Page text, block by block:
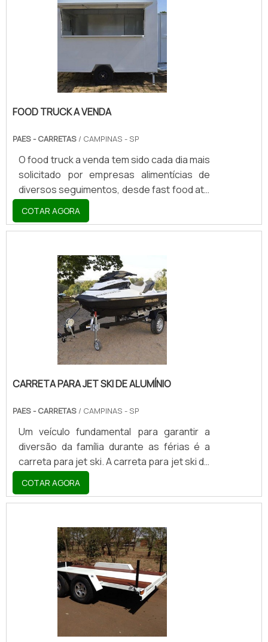
caminhões e carrocerias de modelos
distintos. Dependendo da carga, a
carroceria pode ser tanto aberta quanto
de segurança especiais, que suportam
grandes quantidades.
FOOD TRUCK A VENDA
PAES - CARRETAS / CAMPINAS - SP
O food truck a venda tem sido cada dia mais
solicitado por empresas alimentícias de
diversos seguimentos, desde fast food até
bebidas como chopps. Este tipo de
produto pode ser instalado em veículos
variados, de modo que permita que ele se
VANTAGENS DO FOOD TRUCKA estrutura é
considerada altamente vantajosa, capaz
de oferecer uma grande variedade de
benefícios, como: Resistência: devido ao
seu material de composição, este produto
é capaz de oferecer alta resis.
COTAR AGORA
CARRETA PARA JET SKI DE ALUMÍNIO
PAES - CARRETAS / CAMPINAS - SP
Um veículo fundamental para garantir a
diversão da família durante as férias é a
carreta para jet ski. A carreta para jet ski de
alumínio transportar sua moto aquática
com total segurança e praticidade para que
você possa leva-la para onde quiser com
se o veículo vai sofrer algum tipo de
dano.CARACTERÍSTICAS DESTE MODELO
DE CARRETAVale ressaltar também que
antes de o proprietário adquirir a carreta, é
necessário verificar se todos os
componentes estão fun.
COTAR AGORA